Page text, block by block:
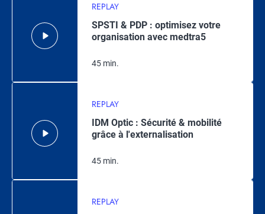
REPLAY
SPSTI & PDP : optimisez votre
organisation avec medtra5
45 min.
REPLAY
IDM Optic : Sécurité & mobilité
grâce à l'externalisation
45 min.
REPLAY